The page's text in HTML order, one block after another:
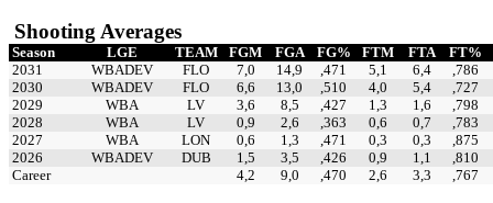
Shooting Averages
Season LGE TEAM FGM FGA FG% FTM FTA
FT%
2031
WBADEV FLO 7,0 14,9 ,471 5,1 6,4
,786
2030
WBADEV FLO 6,6 13,0 ,510 4,0 5,4
,727
2029
WBA LV 3,6 8,5 ,427 1,3 1,6
,798
2028
WBA LV 0,9 2,6 ,363 0,6 0,7
,783
2027
WBA LON 0,6 1,3 ,471 0,3 0,3
,875
2026
WBADEV DUB 1,5 3,5 ,426 0,9 1,1
,810
Career
4,2 9,0 ,470 2,6 3,3 ,767